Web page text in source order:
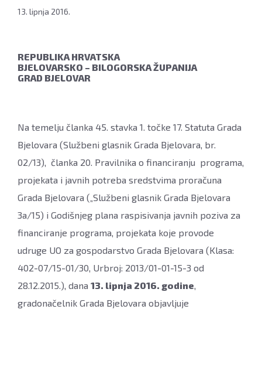
13. lipnja 2016.
REPUBLIKA HRVATSKA
BJELOVARSKO – BILOGORSKA ŽUPANIJA
GRAD BJELOVAR
Na temelju članka 45. stavka 1. točke 17. Statuta Grada
Bjelovara (Službeni glasnik Grada Bjelovara, br.
02/13), članka 20. Pravilnika o financiranju programa,
projekata i javnih potreba sredstvima proračuna
Grada Bjelovara („Službeni glasnik Grada Bjelovara
3a/15) i Godišnjeg plana raspisivanja javnih poziva za
financiranje programa, projekata koje provode
udruge UO za gospodarstvo Grada Bjelovara (Klasa:
402-07/15-01/30, Urbroj: 2013/01-01-15-3 od
28.12.2015.), dana 13. lipnja 2016. godine,
gradonačelnik Grada Bjelovara objavljuje